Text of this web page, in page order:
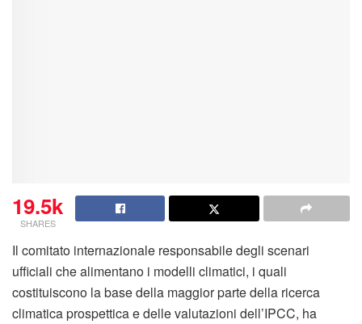
19.5k
SHARES
Il comitato internazionale responsabile degli scenari
ufficiali che alimentano i modelli climatici, i quali
costituiscono la base della maggior parte della ricerca
climatica prospettica e delle valutazioni dell’IPCC, ha